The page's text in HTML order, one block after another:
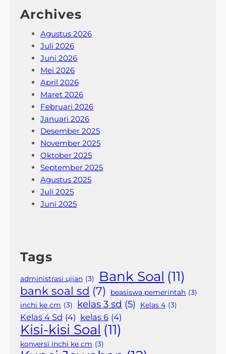
Archives
Agustus 2026
Juli 2026
Juni 2026
Mei 2026
April 2026
Maret 2026
Februari 2026
Januari 2026
Desember 2025
November 2025
Oktober 2025
September 2025
Agustus 2025
Juli 2025
Juni 2025
Tags
administrasi ujian (3) Bank Soal (11)
bank soal sd (7) beasiswa pemerintah (3)
inchi ke cm (3) kelas 3 sd (5) Kelas 4 (3)
Kelas 4 Sd (4) kelas 6 (4)
Kisi-kisi Soal (11)
konversi inchi ke cm (3)